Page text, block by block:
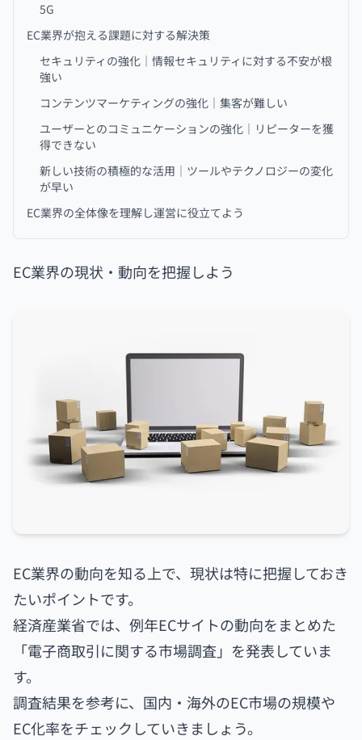
5G
EC業界が抱える課題に対する解決策
セキュリティの強化｜情報セキュリティに対する不安が根
強い
コンテンツマーケティングの強化｜集客が難しい
ユーザーとのコミュニケーションの強化｜リピーターを獲
得できない
新しい技術の積極的な活用｜ツールやテクノロジーの変化
が早い
EC業界の全体像を理解し運営に役立てよう
EC業界の現状・動向を把握しよう
EC業界の動向を知る上で、現状は特に把握しておき
たいポイントです。
経済産業省では、例年ECサイトの動向をまとめた
「電子商取引に関する市場調査」を発表していま
す。
調査結果を参考に、国内・海外のEC市場の規模や
EC化率をチェックしていきましょう。